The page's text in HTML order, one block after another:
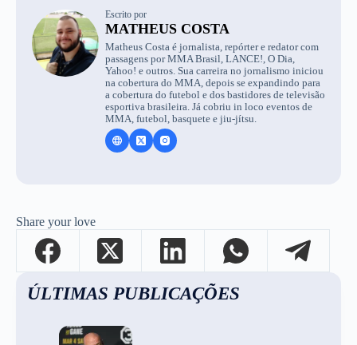
Escrito por
MATHEUS COSTA
Matheus Costa é jornalista, repórter e redator com
passagens por MMA Brasil, LANCE!, O Dia,
Yahoo! e outros. Sua carreira no jornalismo iniciou
na cobertura do MMA, depois se expandindo para
a cobertura do futebol e dos bastidores de televisão
esportiva brasileira. Já cobriu in loco eventos de
MMA, futebol, basquete e jiu-jítsu.
Share your love
ÚLTIMAS PUBLICAÇÕES